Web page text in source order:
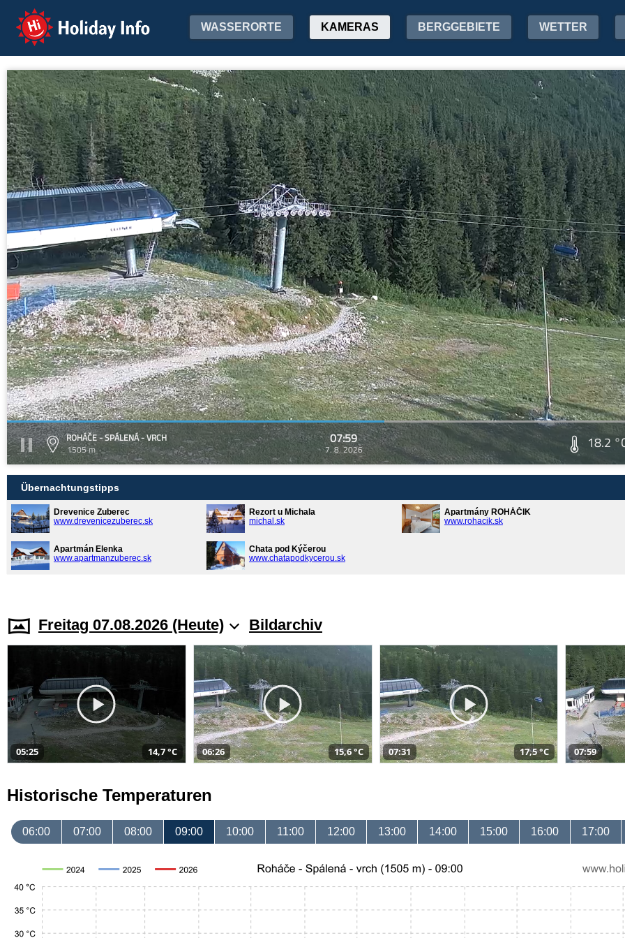
Holiday Info WASSERORTE KAMERAS BERGGEBIETE WETTER
ROHÁČE - SPÁLENÁ - VRCH
1505 m
07:59
7. 8. 2026 18.2
Übernachtungstipps
Drevenice Zuberec
www.drevenicezuberec.sk
Rezort u Michala
michal.sk
Apartmány ROHÁČIK
www.rohacik.sk
Apartmán Elenka
www.apartmanzuberec.sk
Chata pod Kýčerou
www.chatapodkycerou.sk
Freitag 07.08.2026 (Heute) Bildarchiv
05:25 14,7 °C 06:26 15,6 °C 07:31 17,5 °C 07:59
Historische Temperaturen
06:00 07:00 08:00 09:00 10:00 11:00 12:00 13:00 14:00 15:00 16:00 17:00